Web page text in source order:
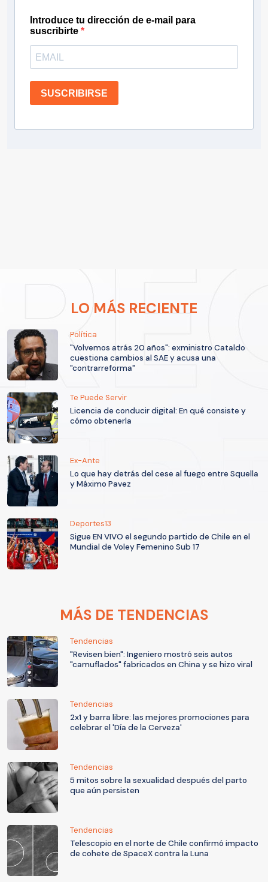
Introduce tu dirección de e-mail para
suscribirte
SUSCRIBIRSE
LO MÁS RECIENTE
Política
"Volvemos atrás 20 años": exministro Cataldo
cuestiona cambios al SAE y acusa una
"contrarreforma"
Te Puede Servir
Licencia de conducir digital: En qué consiste y
cómo obtenerla
Ex-Ante
Lo que hay detrás del cese al fuego entre Squella
y Máximo Pavez
Deportes13
Sigue EN VIVO el segundo partido de Chile en el
Mundial de Voley Femenino Sub 17
MÁS DE TENDENCIAS
Tendencias
"Revisen bien": Ingeniero mostró seis autos
"camuflados" fabricados en China y se hizo viral
Tendencias
2x1 y barra libre: las mejores promociones para
celebrar el 'Día de la Cerveza'
Tendencias
5 mitos sobre la sexualidad después del parto
que aún persisten
Tendencias
Telescopio en el norte de Chile confirmó impacto
de cohete de SpaceX contra la Luna